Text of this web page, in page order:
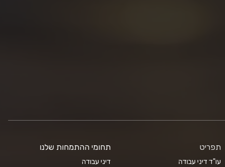
תפריט
עו"ד דיני עבודה
תחומי ההתמחות שלנו
דיני עבודה